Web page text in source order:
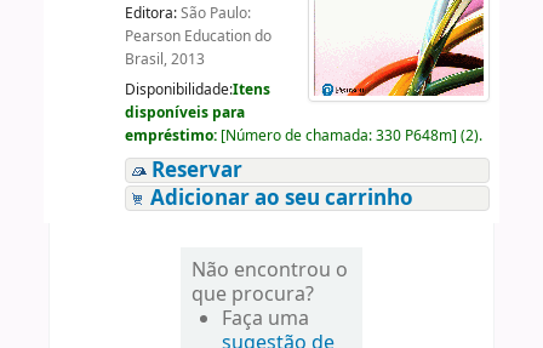
Editora:São Paulo:
Pearson Education do
Brasil, 2013
Disponibilidade:Itens
disponíveis para
empréstimo: [Número de chamada:330 P648m] (2).
Reservar
Adicionar ao seu carrinho
Não encontrou o
que procura?
Faça uma